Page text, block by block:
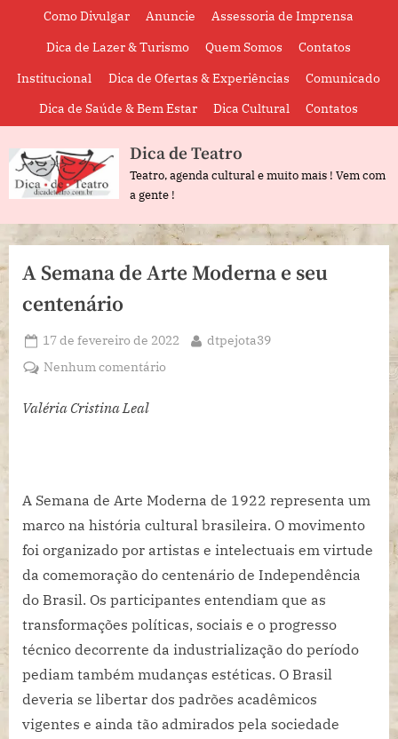
Como Divulgar Anuncie
Assessoria de Imprensa
Dica de Lazer & Turismo
Quem Somos
Contatos
Institucional
Dica de Ofertas & Experiências
Comunicado
Dica de Saúde & Bem Estar
Dica Cultural Contatos
Dica de Teatro
Teatro, agenda cultural e muito mais ! Vem com
a gente !
A Semana de Arte Moderna e seu
centenário
Posted
on
17 de fevereiro de 2022 By
dtpejota39
Nenhum comentário
seu
centenário
Valéria Cristina Leal
A Semana de Arte Moderna de 1922 representa um
marco na história cultural brasileira. O movimento
foi organizado por artistas e intelectuais em virtude
da comemoração do centenário de Independência
do Brasil. Os participantes entendiam que as
transformações políticas, sociais e o progresso
técnico decorrente da industrialização do período
pediam também mudanças estéticas. O Brasil
deveria se libertar dos padrões acadêmicos
vigentes e ainda tão admirados pela sociedade